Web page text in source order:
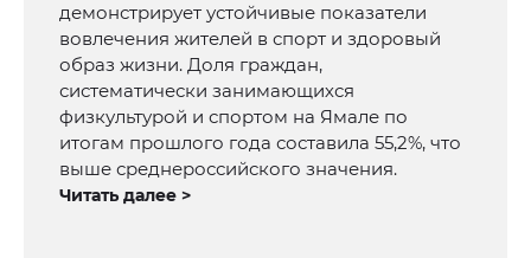
демонстрирует устойчивые показатели
вовлечения жителей в спорт и здоровый
образ жизни. Доля граждан,
систематически занимающихся
физкультурой и спортом на Ямале по
итогам прошлого года составила 55,2%, что
выше среднероссийского значения.
Читать далее >